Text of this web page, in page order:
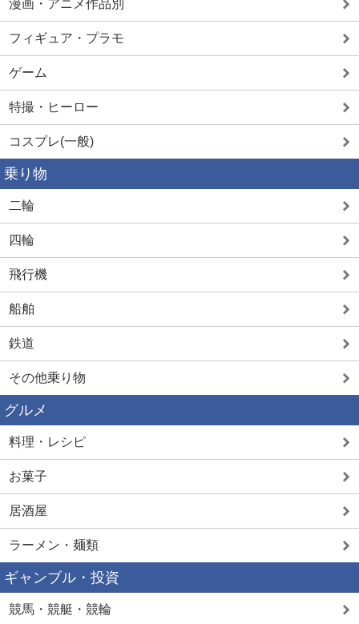
漫画・アニメ作品別
フィギュア・プラモ
ゲーム
特撮・ヒーロー
コスプレ(一般)
乗り物
二輪
四輪
飛行機
船舶
鉄道
その他乗り物
グルメ
料理・レシピ
お菓子
居酒屋
ラーメン・麺類
ギャンブル・投資
競馬・競艇・競輪